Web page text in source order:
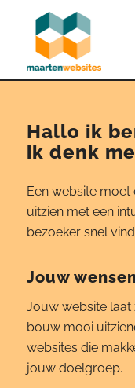
Hallo ik
ik denk
Een website moet
uitzien met een
bezoeker snel
Jouw
Jouw website laat
bouw mooi
websites die
jouw doelgroep.